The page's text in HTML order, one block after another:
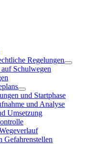
Regelungen
Schulwegen
und Startphase
und Analyse
Umsetzung
Gefahrenstellen